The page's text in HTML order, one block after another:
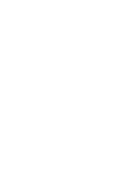
rentable